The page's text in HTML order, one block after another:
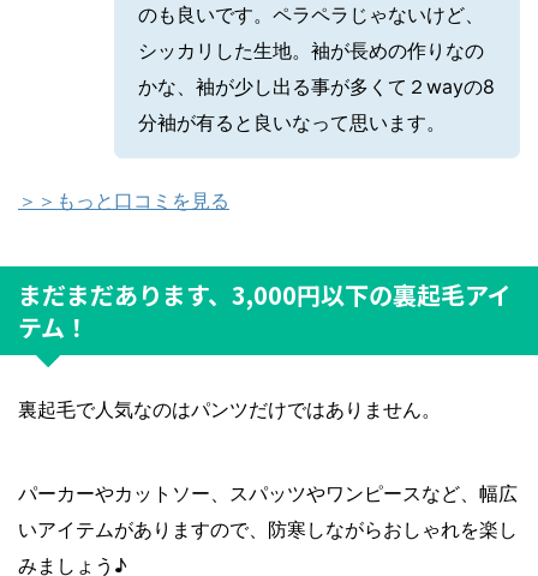
のも良いです。ペラペラじゃないけど、
シッカリした生地。袖が長めの作りなの
かな、袖が少し出る事が多くて２wayの8
分袖が有ると良いなって思います。
＞＞もっと口コミを見る
まだまだあります、3,000円以下の裏起毛アイ
テム！
裏起毛で人気なのはパンツだけではありません。
パーカーやカットソー、スパッツやワンピースなど、幅広
いアイテムがありますので、防寒しながらおしゃれを楽し
みましょう♪